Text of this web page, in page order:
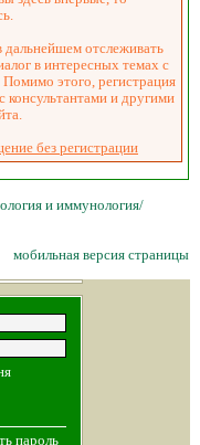
дальнейшем отслеживать
в интересных темах с
Помимо этого, регистрация
консультантами и другими
без регистрации
и иммунология/
мобильная версия страницы
пароль